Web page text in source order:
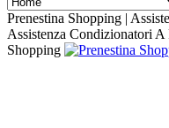
Prenestina Shopping |
Assistenza Condizionatori
Shopping